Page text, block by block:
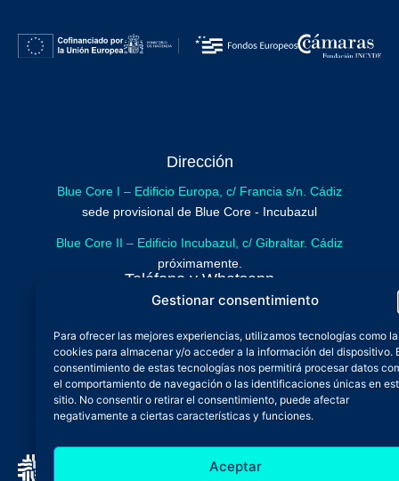
Gestionar consentimiento
Para ofrecer las mejores experiencias, utilizamos tecnologías como
cookies para almacenar y/o acceder a la información del dispositivo.
consentimiento de estas tecnologías nos permitirá procesar datos
el comportamiento de navegación o las identificaciones únicas en
sitio. No consentir o retirar el consentimiento, puede afectar
negativamente a ciertas características y funciones.
Aceptar
Dirección
Blue Core I – Edificio Europa, c/ Francia s/n. Cádiz
sede provisional de Blue Core - Incubazul
Blue Core II – Edificio Incubazul, c/ Gibraltar. Cádiz
próximamente.
Teléfono y Whatsapp
600 515 071
De lunes a viernes
Oficina 24/7
Atención continuada
Email
admin@zfbluecore.es